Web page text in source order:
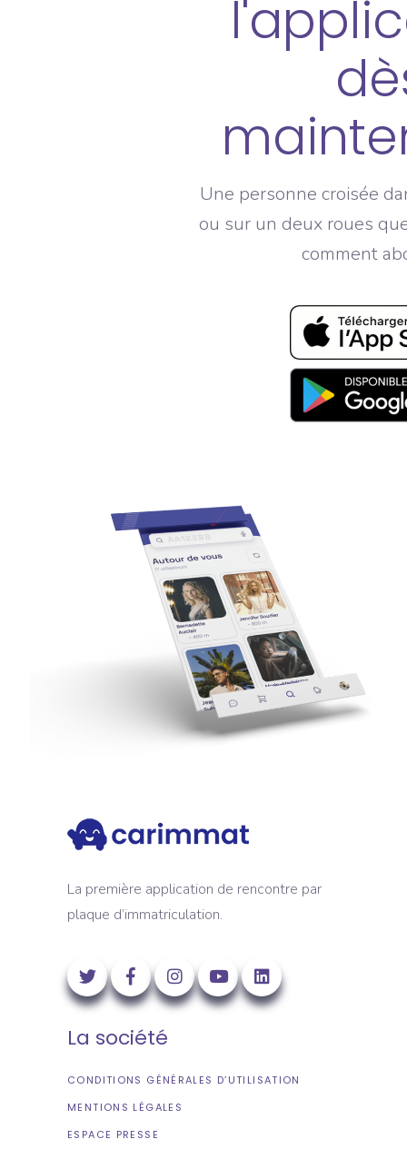
Une personne croisée
ou sur un deux roues
comment
La première application de rencontre par
plaque d’immatriculation.
La société
CONDITIONS GÉNÉRALES D’UTILISATION
MENTIONS LÉGALES
ESPACE PRESSE